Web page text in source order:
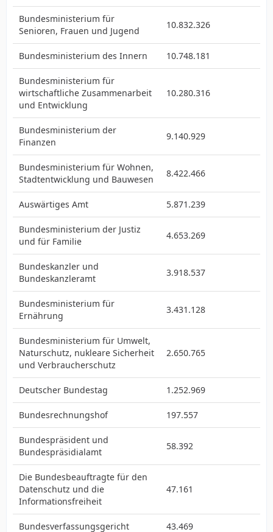
Bundesministerium für
Senioren, Frauen und Jugend
10.832.326
Bundesministerium des Innern 10.748.181
Bundesministerium für
wirtschaftliche Zusammenarbeit
und Entwicklung
10.280.316
Bundesministerium der
Finanzen
9.140.929
Bundesministerium für Wohnen,
Stadtentwicklung und Bauwesen
8.422.466
Auswärtiges Amt 5.871.239
Bundesministerium der Justiz
und für Familie
4.653.269
Bundeskanzler und
Bundeskanzleramt
3.918.537
Bundesministerium für
Ernährung
3.431.128
Bundesministerium für Umwelt,
Naturschutz, nukleare Sicherheit
und Verbraucherschutz
2.650.765
Deutscher Bundestag 1.252.969
Bundesrechnungshof 197.557
Bundespräsident und
Bundespräsidialamt
58.392
Die Bundesbeauftragte für den
Datenschutz und die
Informationsfreiheit
47.161
Bundesverfassungsgericht 43.469